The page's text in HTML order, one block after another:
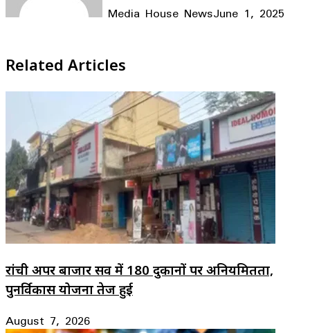
Media House NewsJune 1, 2025
Related Articles
रांची अपर बाजार सर्वे में 180 दुकानों पर अनियमितता,
पुनर्विकास योजना तेज हुई
August 7, 2026